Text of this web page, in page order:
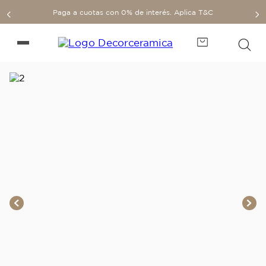
Paga a cuotas con 0% de interés. Aplica T&C